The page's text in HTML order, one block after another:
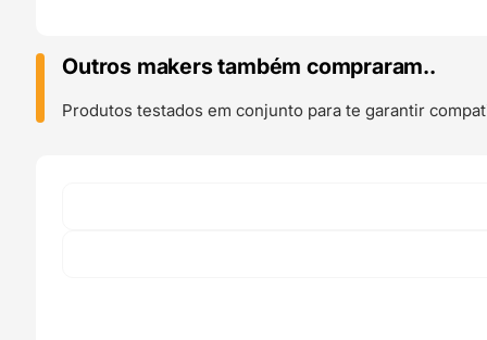
500g
RUBBERJET
FLEX
Outros makers também compraram..
Produtos testados em conjunto para te garantir